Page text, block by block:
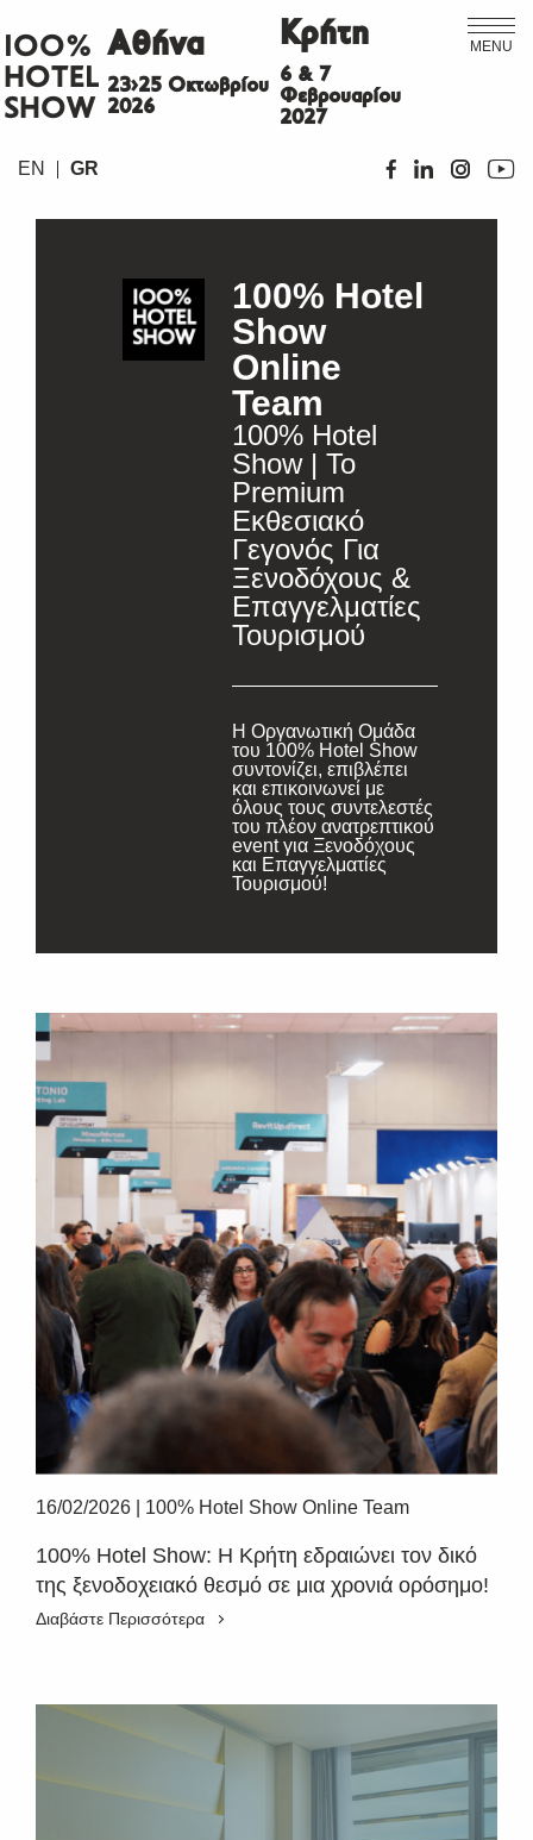
MENU
ΙΟΟ%
HOTEL
SHOW
Αθήνα
23>25 Οκτωβρίου
2026
Κρήτη
6 & 7
Φεβρουαρίου
2027
EN GR
100% Hotel
Show
Online
Team
100% Hotel
Show | Το
Premium
Εκθεσιακό
Γεγονός Για
Ξενοδόχους &
Επαγγελματίες
Τουρισμού
Η Οργανωτική Ομάδα
του 100% Hotel Show
συντονίζει, επιβλέπει
και επικοινωνεί με
όλους τους συντελεστές
του πλέον ανατρεπτικού
event για Ξενοδόχους
και Επαγγελματίες
Τουρισμού!
16/02/2026 100% Hotel Show Online Team
100% Hotel Show: Η Κρήτη εδραιώνει τον δικό
της ξενοδοχειακό θεσμό σε μια χρονιά ορόσημο!
Διαβάστε Περισσότερα